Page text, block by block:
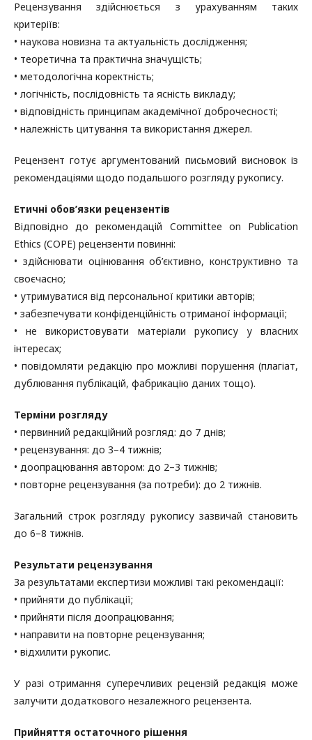
Рецензування здійснюється з урахуванням таких
критеріїв:
• наукова новизна та актуальність дослідження;
• теоретична та практична значущість;
• методологічна коректність;
• логічність, послідовність та ясність викладу;
• відповідність принципам академічної доброчесності;
• належність цитування та використання джерел.
Рецензент готує аргументований письмовий висновок із
рекомендаціями щодо подальшого розгляду рукопису.
Етичні обов’язки рецензентів
Відповідно до рекомендацій Committee on Publication
Ethics (COPE) рецензенти повинні:
• здійснювати оцінювання об’єктивно, конструктивно та
своєчасно;
• утримуватися від персональної критики авторів;
• забезпечувати конфіденційність отриманої інформації;
• не використовувати матеріали рукопису у власних
інтересах;
• повідомляти редакцію про можливі порушення (плагіат,
дублювання публікацій, фабрикацію даних тощо).
Терміни розгляду
• первинний редакційний розгляд: до 7 днів;
• рецензування: до 3–4 тижнів;
• доопрацювання автором: до 2–3 тижнів;
• повторне рецензування (за потреби): до 2 тижнів.
Загальний строк розгляду рукопису зазвичай становить
до 6–8 тижнів.
Результати рецензування
За результатами експертизи можливі такі рекомендації:
• прийняти до публікації;
• прийняти після доопрацювання;
• направити на повторне рецензування;
• відхилити рукопис.
У разі отримання суперечливих рецензій редакція може
залучити додаткового незалежного рецензента.
Прийняття остаточного рішення